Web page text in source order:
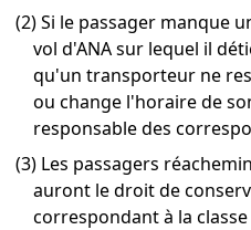
(2) Si le passager manque
vol d'ANA sur lequel il
qu'un transporteur ne
ou change l'horaire de
responsable des
(3) Les passagers
auront le droit de
correspondant à la